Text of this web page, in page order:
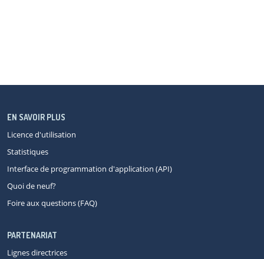
EN SAVOIR PLUS
Licence d'utilisation
Statistiques
Interface de programmation d'application (API)
Quoi de neuf?
Foire aux questions (FAQ)
PARTENARIAT
Lignes directrices